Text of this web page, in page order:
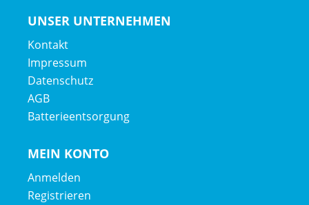
UNSER UNTERNEHMEN
Kontakt
Impressum
Datenschutz
AGB
Batterieentsorgung
MEIN KONTO
Anmelden
Registrieren